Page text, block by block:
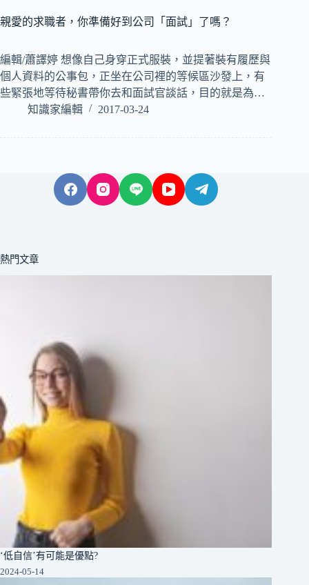
親愛的求職者，你準備好到公司「面試」了嗎？
編輯/蕭譯婷 想像自己身穿正式服裝，並提著裝有履歷與
個人資料的公事包，正坐在公司裡的等候區沙發上，有
些緊張地等待秘書帶你去和面試官談話，目的就是為…
知識家編輯
2017-03-24
熱門文章
‘低自信’有可能是優點?
2024-05-14